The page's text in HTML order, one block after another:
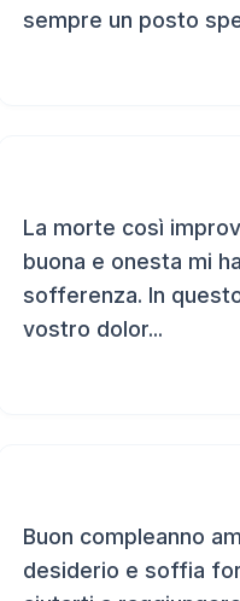
sempre un posto
La morte così
buona e onesta mi
sofferenza. In
vostro dolor...
Buon compleanno
desiderio e soffia